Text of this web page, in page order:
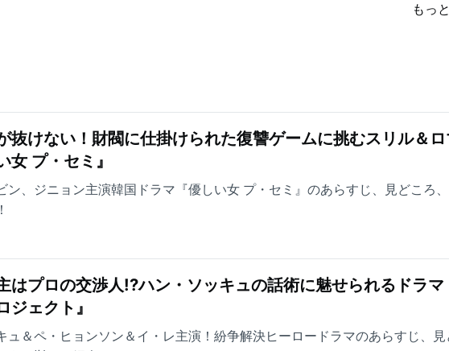
もっ
抜けない！財閥に仕掛けられた復讐ゲームに挑むスリル＆
女 プ・セミ』
ン、ジニョン主演韓国ドラマ『優しい女 プ・セミ』のあらすじ、見どころ
はプロの交渉人!?ハン・ソッキュの話術に魅せられるドラマ
ジェクト』
ュ＆ペ・ヒョンソン＆イ・レ主演！紛争解決ヒーロードラマのあらすじ、見